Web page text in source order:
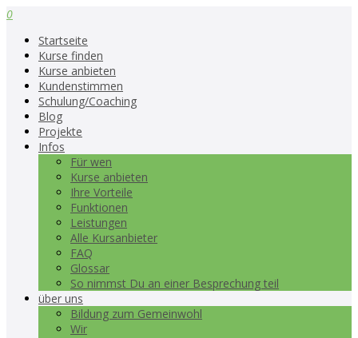
0
Startseite
Kurse finden
Kurse anbieten
Kundenstimmen
Schulung/Coaching
Blog
Projekte
Infos
Für wen
Kurse anbieten
Ihre Vorteile
Funktionen
Leistungen
Alle Kursanbieter
FAQ
Glossar
So nimmst Du an einer Besprechung teil
über uns
Bildung zum Gemeinwohl
Wir